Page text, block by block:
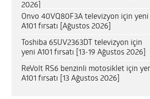
2026]
Onvo 40VQ80F3A televizyon için yeni
A101 fırsatı [Ağustos 2026]
Toshiba 65UV2363DT televizyon için
yeni A101 fırsatı [13-19 Ağustos 2026]
ReVolt RS6 benzinli motosiklet için
A101 fırsatı [13 Ağustos 2026]